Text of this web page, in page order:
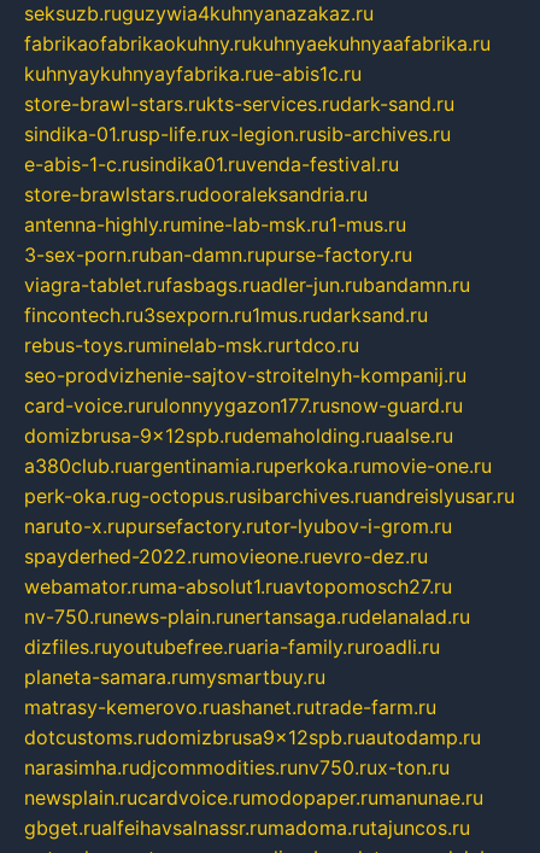
seksuzb.ruguzywia4kuhnyanazakaz.ru
fabrikaofabrikaokuhny.rukuhnyaekuhnyaafabrika.ru
kuhnyaykuhnyayfabrika.rue-abis1c.ru
store-brawl-stars.rukts-services.rudark-sand.ru
sindika-01.rusp-life.rux-legion.rusib-archives.ru
e-abis-1-c.rusindika01.ruvenda-festival.ru
store-brawlstars.rudooraleksandria.ru
antenna-highly.rumine-lab-msk.ru1-mus.ru
3-sex-porn.ruban-damn.rupurse-factory.ru
viagra-tablet.rufasbags.ruadler-jun.rubandamn.ru
fincontech.ru3sexporn.ru1mus.rudarksand.ru
rebus-toys.ruminelab-msk.rurtdco.ru
seo-prodvizhenie-sajtov-stroitelnyh-kompanij.ru
card-voice.rurulonnyygazon177.rusnow-guard.ru
domizbrusa-9x12spb.rudemaholding.ruaalse.ru
a380club.ruargentinamia.ruperkoka.rumovie-one.ru
perk-oka.rug-octopus.rusibarchives.ruandreislyusar.ru
naruto-x.rupursefactory.rutor-lyubov-i-grom.ru
spayderhed-2022.rumovieone.ruevro-dez.ru
webamator.ruma-absolut1.ruavtopomosch27.ru
nv-750.runews-plain.runertansaga.rudelanalad.ru
dizfiles.ruyoutubefree.ruaria-family.ruroadli.ru
planeta-samara.rumysmartbuy.ru
matrasy-kemerovo.ruashanet.rutrade-farm.ru
dotcustoms.rudomizbrusa9x12spb.ruautodamp.ru
narasimha.rudjcommodities.runv750.rux-ton.ru
newsplain.rucardvoice.rumodopaper.rumanunae.ru
gbget.rualfeihavsalnassr.rumadoma.rutajuncos.ru